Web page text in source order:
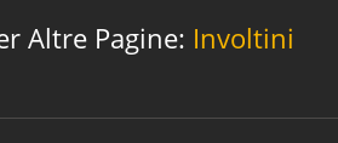
Altre Pagine: Involtini